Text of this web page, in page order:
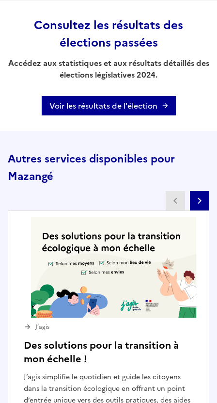
Consultez les résultats des
élections passées
Accédez aux statistiques et aux résultats détaillés des
élections législatives 2024.
Voir les résultats de l'élection
Autres services disponibles pour
Mazangé
Des solutions pour la transition à
mon échelle !
J’agis simplifie le quotidien et guide les citoyens
dans la transition écologique en offrant un point
d’entrée unique vers des outils pratiques, des aides
J’agis